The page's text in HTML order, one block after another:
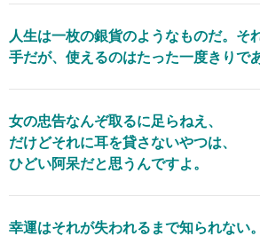
人生は一枚の銀貨のようなものだ。そ
手だが、使えるのはたった一度きりで
女の忠告なんぞ取るに足らねえ、
だけどそれに耳を貸さないやつは、
ひどい阿呆だと思うんですよ。
幸運はそれが失われるまで知られない。